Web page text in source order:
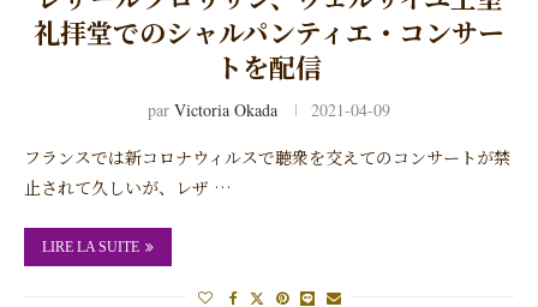
礼拝堂でのシャルパンティエ・コンサー
トを配信
par Victoria Okada 2021-04-09
フランスでは新コロナウィルスで聴衆を交えてのコンサートが禁
止されて久しいが、レザ …
LIRE LA SUITE